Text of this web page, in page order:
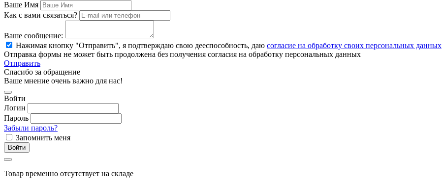
Ваше Имя
Как с вами связаться?
Ваше сообщение:
Нажимая кнопку "Отправить", я подтверждаю свою дееспособность, даю согласие на обработку своих персональных данных
Отправка формы не может быть продолжена без получения согласия на обработку персональных данных
Отправить
Спасибо за обращение
Ваше мнение очень важно для нас!
Войти
Логин
Пароль
Забыли пароль?
Запомнить меня
Войти
Товар временно отсутствует на складе